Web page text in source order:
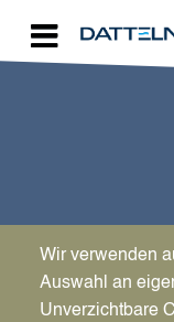
Wir verwenden
Auswahl an
Unverzichtbare